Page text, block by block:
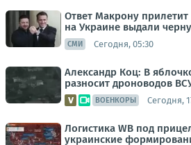
Ответ Макрону
на Украине выдали
СМИ Сегодня, 05:30
Александр Коц: В
разносит дроноводов
ВОЕНКОРЫ Сегодня,
Логистика WB под
украинские